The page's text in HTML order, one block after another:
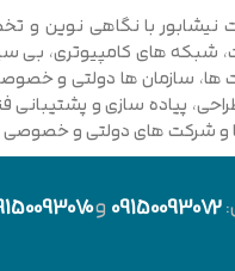
پیاده سازی و پشتیبانی
ها و شرکت های دولتی و
09150093072و